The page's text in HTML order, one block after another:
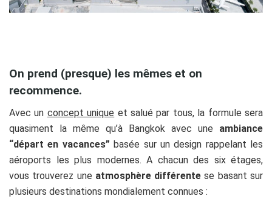
On prend (presque) les mêmes et on
recommence.
Avec un concept unique et salué par tous, la formule sera
quasiment la même qu’à Bangkok avec une ambiance
“départ en vacances” basée sur un design rappelant les
aéroports les plus modernes. A chacun des six étages,
vous trouverez une atmosphère différente se basant sur
plusieurs destinations mondialement connues :